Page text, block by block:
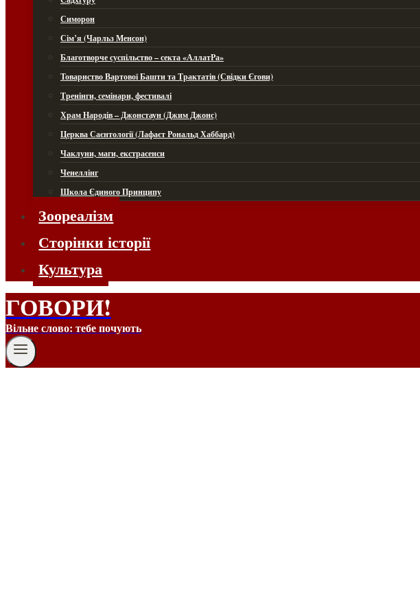
Симорон
Сім’я (Чарльз Менсон)
Благотворче суспільство – секта «АллатРа»
Товариство Вартової Башти та Трактатів (Свідки Єгови)
Тренінги, семінари, фестивалі
Храм Народів – Джонстаун (Джим Джонс)
Церква Саєнтології (Лафаєт Рональд Хаббард)
Чаклуни, маги, екстрасенси
Ченеллінг
Школа Єдиного Принципу
Зоореалізм
Сторінки історії
Культура
ГОВОРИ!
Вільне слово: тебе почують